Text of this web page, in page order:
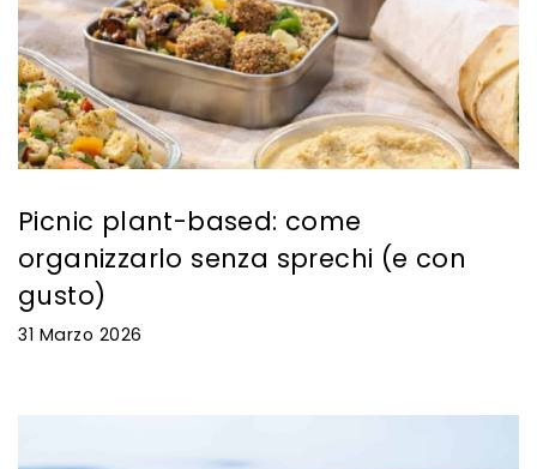
Picnic plant-based: come
organizzarlo senza sprechi (e con
gusto)
31 Marzo 2026